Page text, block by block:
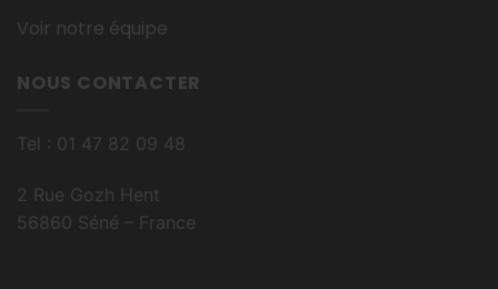
Voir notre équipe
NOUS CONTACTER
Tel : 01 47 82 09 48
2 Rue Gozh Hent
56860 Séné – France